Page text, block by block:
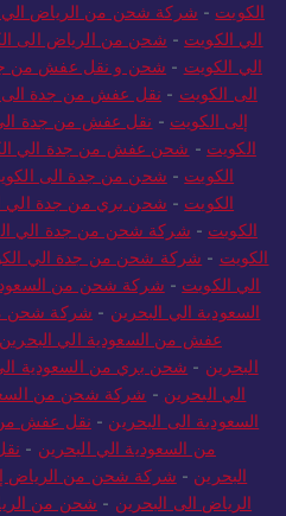
الكويت - شركة شحن من الرياض الي
الي الكويت - شحن من الرياض الى
الي الكويت - شحن و نقل عفش من
الى الكويت - نقل عفش من جدة الى
إلى الكويت - نقل عفش من جدة
الكويت - شحن عفش من جدة الي
الكويت - شحن من جدة الى
الكويت - شحن بري من جدة الي
الكويت - شركة شحن من جدة الي
الكويت - شركة شحن من جدة الي
الي الكويت - شركة شحن من
السعودية الي البحرين - شركة شحن
عفش من السعودية الي البحرين
البحرين - شحن بري من السعودية
الي البحرين - شركة شحن من
السعودية الى البحرين - نقل عفش من
من السعودية الي البحرين -
البحرين - شركة شحن من الرياض
الرياض الى البحرين - شحن من